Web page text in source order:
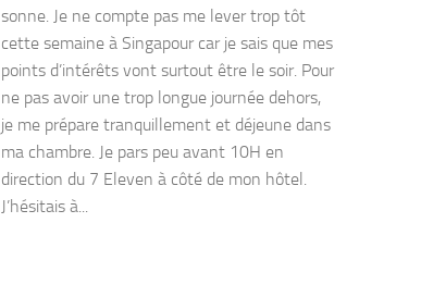
sonne. Je ne compte pas me lever trop tôt
cette semaine à Singapour car je sais que mes
points d’intérêts vont surtout être le soir. Pour
ne pas avoir une trop longue journée dehors,
je me prépare tranquillement et déjeune dans
ma chambre. Je pars peu avant 10H en
direction du 7 Eleven à côté de mon hôtel.
J’hésitais à...